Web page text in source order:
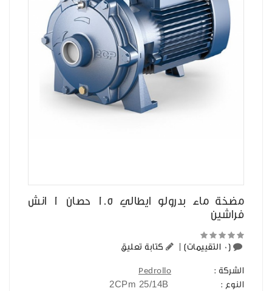
مضخة ماء بدرولو ايطالي 1.5 حصان 1 انش
فراشين
(0 التقييمات) كتابة تعليق
الشركة :
Pedrollo
النوع :